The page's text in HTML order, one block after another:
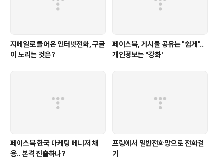
지메일로 들어온 인터넷전화, 구글
이 노리는 것은?
페이스북, 게시물 공유는 "쉽게"..
개인정보는 "강화"
페이스북 한국 마케팅 메니저 채
용.. 본격 진출하나?
프링에서 일반전화망으로 전화걸
기